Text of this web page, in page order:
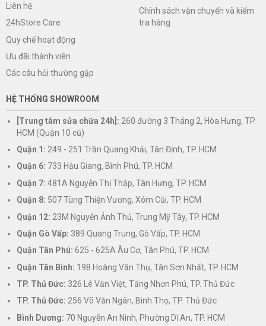
Liên hệ
24hStore Care
Quy chế hoạt động
Ưu đãi thành viên
Các câu hỏi thường gặp
Chính sách vận chuyển và kiểm
tra hàng
HỆ THỐNG SHOWROOM
[Trung tâm sửa chữa 24h]: 260 đường 3 Tháng 2, Hòa Hưng, TP.
HCM (Quận 10 cũ)
Quận 1: 249 - 251 Trần Quang Khải, Tân Định, TP. HCM
Quận 6: 733 Hậu Giang, Bình Phú, TP. HCM
Quận 7: 481A Nguyễn Thị Thập, Tân Hưng, TP. HCM
Quận 8: 507 Tùng Thiện Vương, Xóm Cũi, TP. HCM
Quận 12: 23M Nguyễn Ảnh Thủ, Trung Mỹ Tây, TP. HCM
Quận Gò Vấp: 389 Quang Trung, Gò Vấp, TP. HCM
Quận Tân Phú: 625 - 625A Âu Cơ, Tân Phú, TP. HCM
Quận Tân Bình: 198 Hoàng Văn Thụ, Tân Sơn Nhất, TP. HCM
TP. Thủ Đức: 326 Lê Văn Việt, Tăng Nhơn Phú, TP. Thủ Đức
TP. Thủ Đức: 256 Võ Văn Ngân, Bình Thọ, TP. Thủ Đức
Bình Dương: 70 Nguyễn An Ninh, Phường Dĩ An, TP. HCM